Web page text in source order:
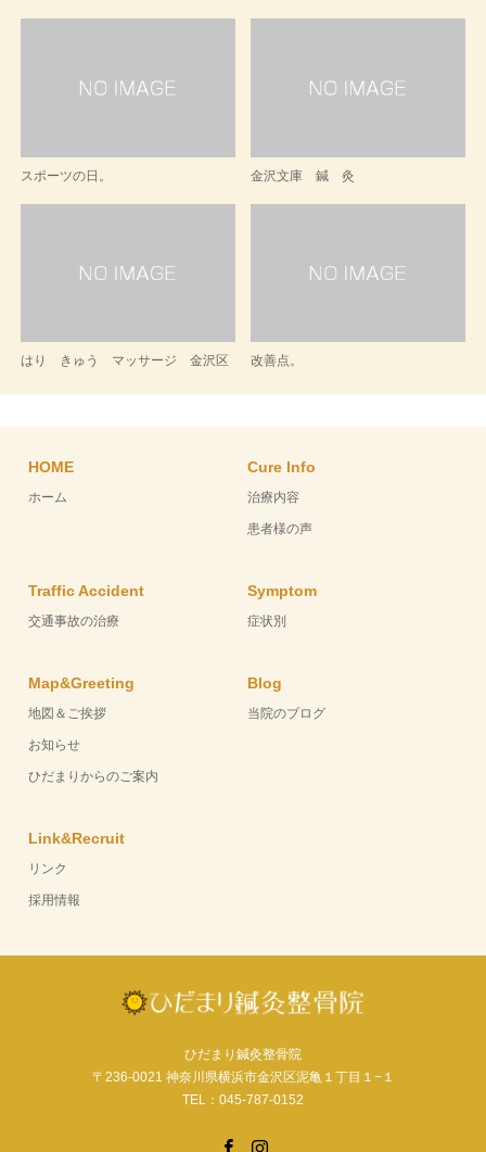
スポーツの日。 金沢文庫 鍼 灸
はり きゅう マッサージ 金沢区 改善点。
HOME
ホーム
Cure Info
治療内容
患者様の声
Traffic Accident
交通事故の治療
Symptom
症状別
Map&Greeting
地図＆ご挨拶
お知らせ
ひだまりからのご案内
Blog
当院のブログ
Link&Recruit
リンク
採用情報
ひだまり鍼灸整骨院
〒236-0021 神奈川県横浜市金沢区泥亀１丁目１−１
TEL：045-787-0152